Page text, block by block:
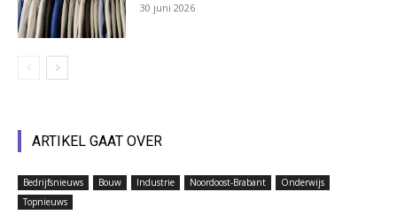
30 juni 2026
ARTIKEL GAAT OVER
Bedrijfsnieuws Bouw Industrie Noordoost-Brabant
Onderwijs
Topnieuws